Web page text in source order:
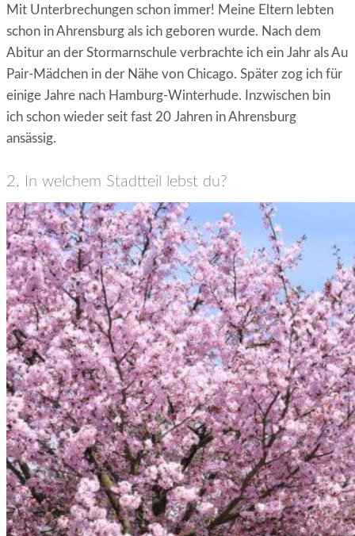
Mit Unterbrechungen schon immer! Meine Eltern lebten
schon in Ahrensburg als ich geboren wurde. Nach dem
Abitur an der Stormarnschule verbrachte ich ein Jahr als Au
Pair-Mädchen in der Nähe von Chicago. Später zog ich für
einige Jahre nach Hamburg-Winterhude. Inzwischen bin
ich schon wieder seit fast 20 Jahren in Ahrensburg
ansässig.
2. In welchem Stadtteil lebst du?